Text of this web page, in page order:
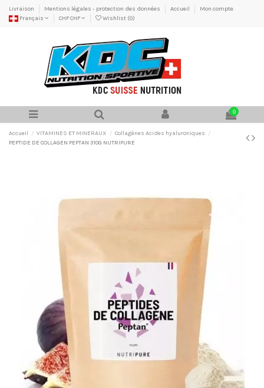
Livraison Mentions légales - protection des données Accueil
Mon compte
Français
CHF CHF Wishlist (0)
0
Accueil VITAMINES ET MINERAUX
Collagènes Acides hyaluroniques
PEPTIDE DE COLLAGEN PEPTAN 310G NUTRIPURE